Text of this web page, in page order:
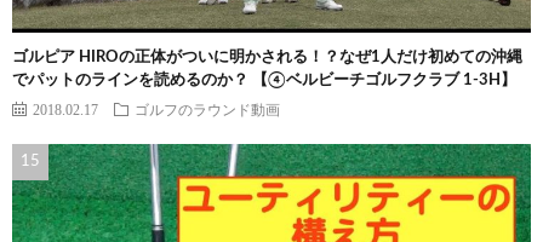
ゴルピア HIROの正体がついに明かされる！？なぜ1人だけ初めての沖縄
でパットのラインを読めるのか？ 【④ベルビーチゴルフクラブ 1-3H】
2018.02.17 ゴルフのラウンド動画